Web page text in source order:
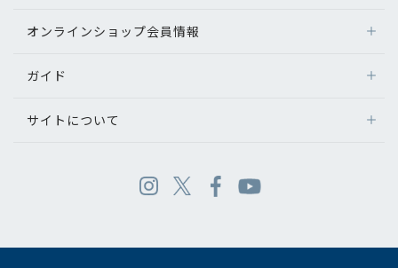
オンラインショップ会員情報
ガイド
サイトについて